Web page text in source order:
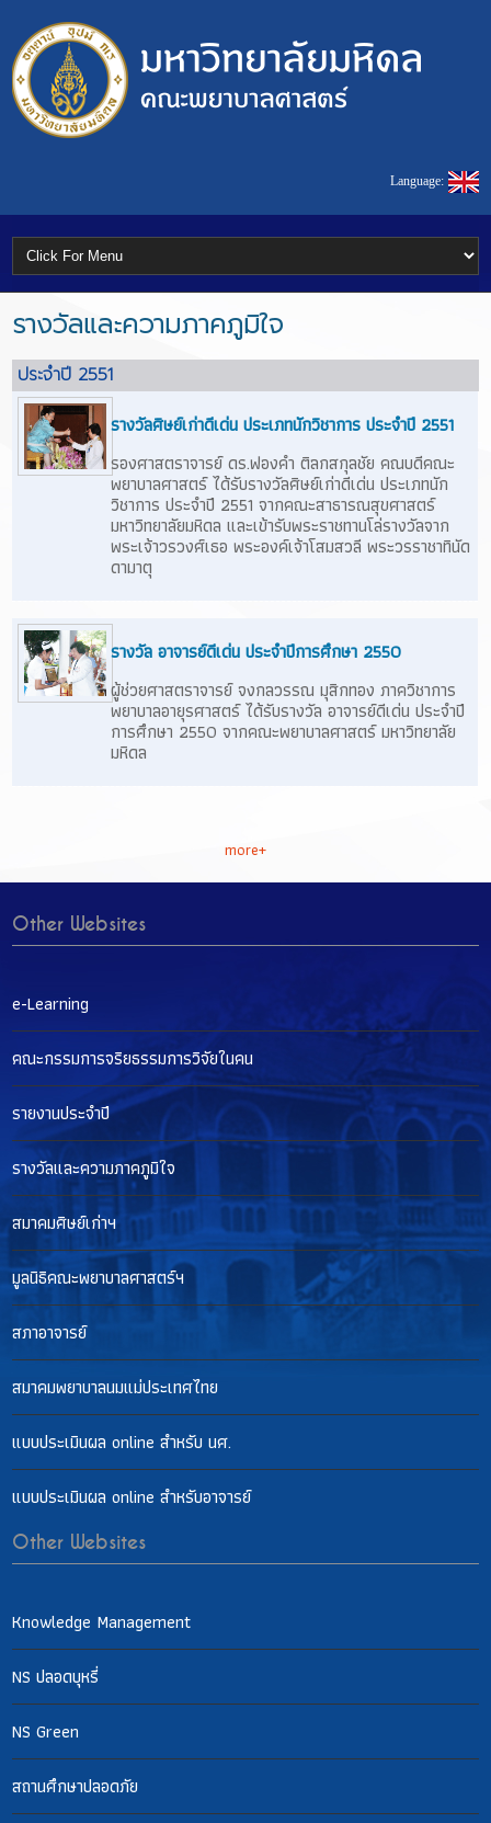
Language:
รางวัลและความภาคภูมิใจ
ประจำปี 2551
รางวัลศิษย์เก่าดีเด่น ประเภทนักวิชาการ ประจำปี 2551
รองศาสตราจารย์ ดร.ฟองคำ ติลกสกุลชัย คณบดีคณะ
พยาบาลศาสตร์ ได้รับรางวัลศิษย์เก่าดีเด่น ประเภทนัก
วิชาการ ประจำปี 2551 จากคณะสาธารณสุขศาสตร์
มหาวิทยาลัยมหิดล และเข้ารับพระราชทานโล่รางวัลจาก
พระเจ้าวรวงศ์เธอ พระองค์เจ้าโสมสวลี พระวรราชาทินัด
ดามาตุ
รางวัล อาจารย์ดีเด่น ประจำปีการศึกษา 2550
ผู้ช่วยศาสตราจารย์ จงกลวรรณ มุสิกทอง ภาควิชาการ
พยาบาลอายุรศาสตร์ ได้รับรางวัล อาจารย์ดีเด่น ประจำปี
การศึกษา 2550 จากคณะพยาบาลศาสตร์ มหาวิทยาลัย
มหิดล
more+
Other Websites
e-Learning
คณะกรรมการจริยธรรมการวิจัยในคน
รายงานประจำปี
รางวัลและความภาคภูมิใจ
สมาคมศิษย์เก่าฯ
มูลนิธิคณะพยาบาลศาสตร์ฯ
สภาอาจารย์
สมาคมพยาบาลนมแม่ประเทศไทย
แบบประเมินผล online สำหรับ นศ.
แบบประเมินผล online สำหรับอาจารย์
Other Websites
Knowledge Management
NS ปลอดบุหรี่
NS Green
สถานศึกษาปลอดภัย